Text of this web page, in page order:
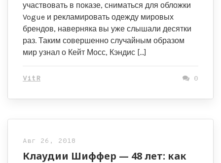
участвовать в показе, сниматься для обложки
Vogue и рекламировать одежду мировых
брендов, наверняка вы уже слышали десятки
раз. Таким совершенно случайным образом
мир узнал о Кейт Мосс, Кэндис […]
VitR 0
Авг 26, 2018
Клаудии Шиффер — 48 лет: как